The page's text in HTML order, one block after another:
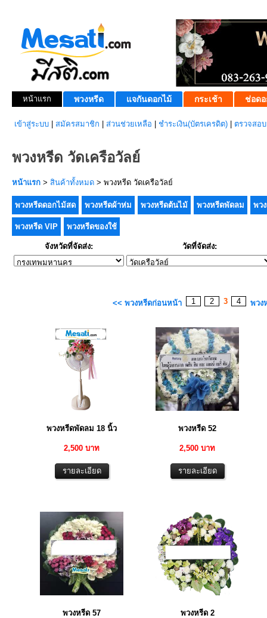
หน้าแรก พวงหรีด แจกันดอกไม้ กระเช้า ช่อดอ
เข้าสู่ระบบ สมัครสมาชิก ส่วนช่วยเหลือ ชำระเงิน(บัตรเครดิต) ตรวจสอ
พวงหรีด วัดเครือวัลย์
หน้าแรก > สินค้าทั้งหมด > พวงหรีด วัดเครือวัลย์
พวงหรีดดอกไม้สด พวงหรีดผ้าห่ม พวงหรีดต้นไม้ พวงหรีดพัดลม พว
พวงหรีด VIP พวงหรีดของใช้
จังหวัดที่จัดส่ง: วัดที่จัดส่ง:
<< พวงหรีดก่อนหน้า 1 2 3 4 พวง
พวงหรีดพัดลม 18 นิ้ว
2,500 บาท
พวงหรีด 52
2,500 บาท
พวงหรีด 57 พวงหรีด 2